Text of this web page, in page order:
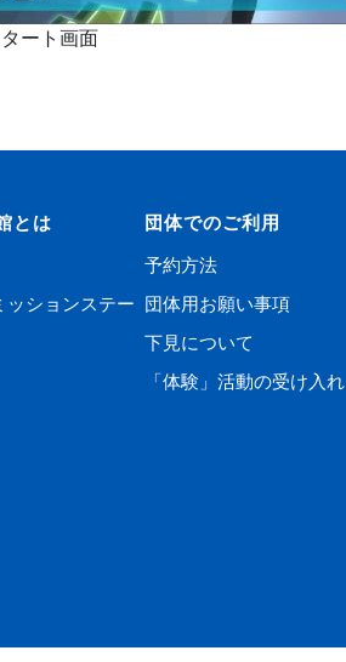
ート画面
とは
ッションステー
団体でのご利用
予約方法
団体用お願い事項
下見について
「体験」活動の受け入れ